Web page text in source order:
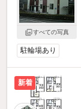
すべての写真
駐輪場あり
新着